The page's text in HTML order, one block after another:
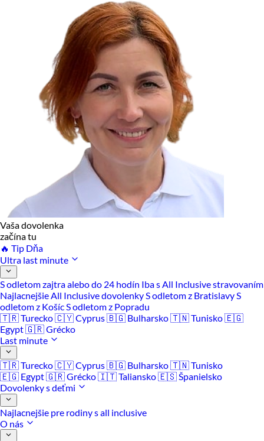
Vaša dovolenka
začína tu
🔥 Tip Dňa
Ultra last minute
S odletom zajtra alebo do 24 hodín Iba s All Inclusive stravovaním
Najlacnejšie All Inclusive dovolenkyS odletom z BratislavyS
odletom z KošícS odletom z Popradu
🇹🇷 Turecko🇨🇾 Cyprus🇧🇬 Bulharsko🇹🇳 Tunisko🇪🇬
Egypt🇬🇷 Grécko
Last minute
🇹🇷 Turecko🇨🇾 Cyprus🇧🇬 Bulharsko🇹🇳 Tunisko
🇪🇬 Egypt🇬🇷 Grécko🇮🇹 Taliansko🇪🇸 Španielsko
Dovolenky s deťmi
Najlacnejšie pre rodiny s all inclusive
O nás
Cookies, ktoré používame
Technické a nevyhnutné cookies
Analytické a marketingové cookies
Reklamné úložisko
Reklamné používateľské dáta
Personalizácia reklám
Povoliť vybrané
Odmietnuť